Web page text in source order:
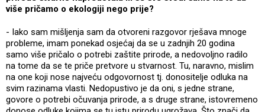
više pričamo o ekologiji nego prije?
- Iako sam mišljenja sam da otvoreni razgovor rješava mnoge
probleme, imam ponekad osjećaj da se u zadnjih 20 godina
samo više pričalo o potrebi zaštite prirode, a nedovoljno radilo
na tome da se te priče pretvore u stvarnost. Tu, naravno, mislim
na one koji nose najveću odgovornost tj. donositelje odluka na
svim razinama vlasti. Nedopustivo je da oni, s jedne strane,
govore o potrebi očuvanja prirode, a s druge strane, istovremeno